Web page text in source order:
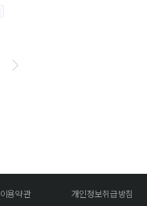
이용약관 개인정보취급방침